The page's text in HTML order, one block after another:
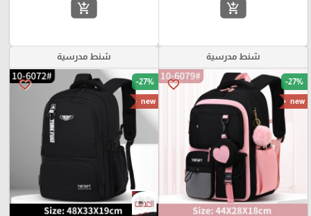
add_shopping_cart
add_shopping_cart
شنط مدرسية
favorite_border -27%
new
شنط مدرسية
favorite_border -27%
new